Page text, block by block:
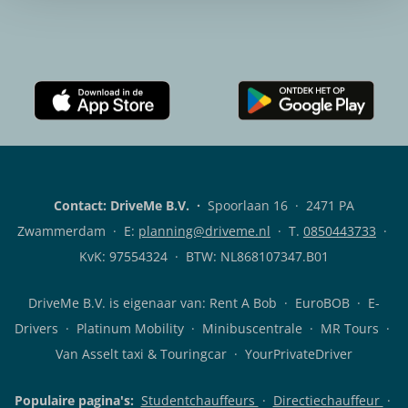
de
klanten-
voor
iOS
de
voor
Contact: DriveMe B.V. · Spoorlaan 16 · 2471 PA
Zwammerdam · E: planning@driveme.nl · T. 0850443733 ·
KvK: 97554324 · BTW: NL868107347.B01
DriveMe B.V. is eigenaar van: Rent A Bob · EuroBOB · E-
Drivers · Platinum Mobility · Minibuscentrale · MR Tours ·
Van Asselt taxi & Touringcar · YourPrivateDriver
Populaire pagina's: Studentchauffeurs · Directiechauffeur ·